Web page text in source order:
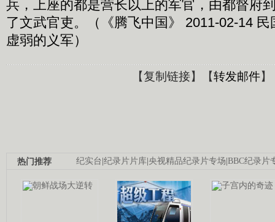
兵，上座的都是营长以上的军官，由都督府
了文武官吏。（《腾飞中国》 2011-02-14
虚弱的义军）
【复制链接】【转发邮件】
纪实台 纪录片片库 央视精品纪录片专场 BBC纪录片
热门推荐